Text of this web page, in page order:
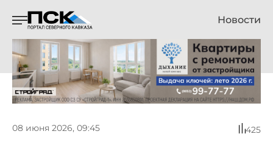
Новости
08 июня 2026, 09:45 425